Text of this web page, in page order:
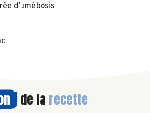
d’umébosis
de la recette